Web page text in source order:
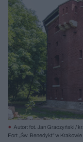
Autor: fot. Jan Graczyński /
Fort „Św. Benedykt” w